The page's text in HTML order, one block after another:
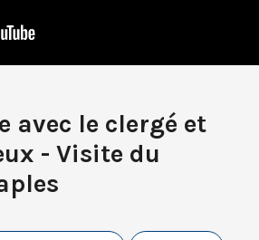
avec le clergé et
- Visite du